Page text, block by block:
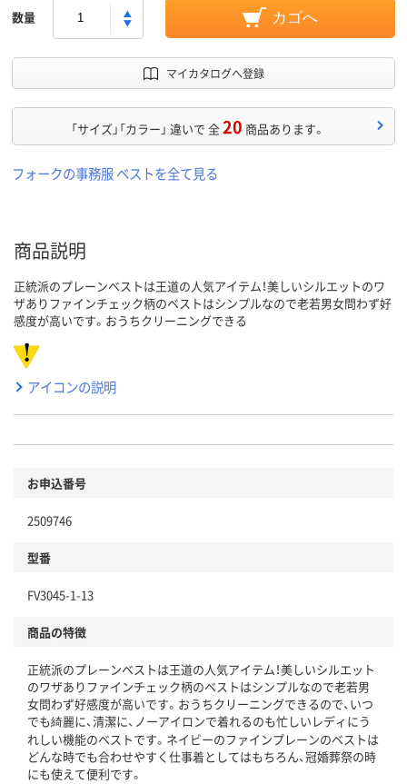
数量 カゴへ
マイカタログへ登録
「サイズ」「カラー」 違いで 全20 商品あります。
フォークの事務服 ベストを全て見る
商品説明
正統派のプレーンベストは王道の人気アイテム！美しいシルエットのワ
ザありファインチェック柄のベストはシンプルなので老若男女問わず好
感度が高いです。おうちクリーニングできる
アイコンの説明
お申込番号
2509746
型番
FV3045-1-13
商品の特徴
正統派のプレーンベストは王道の人気アイテム！美しいシルエット
のワザありファインチェック柄のベストはシンプルなので老若男
女問わず好感度が高いです。おうちクリーニングできるので、いつ
でも綺麗に、清潔に、ノーアイロンで着れるのも忙しいレディにう
れしい機能のベストです。ネイビーのファインプレーンのベストは
どんな時でも合わせやすく仕事着としてはもちろん、冠婚葬祭の時
にも使えて便利です。